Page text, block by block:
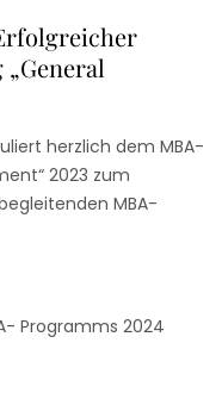
herzlich dem MBA-
2023 zum
MBA-